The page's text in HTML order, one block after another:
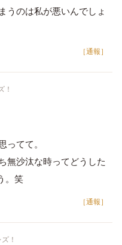
うのは私が悪いんでしょ
［通報］
！
てて。
無沙汰な時ってどうした
。笑
［通報］
！